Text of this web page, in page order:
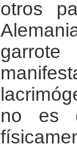
otros
no es